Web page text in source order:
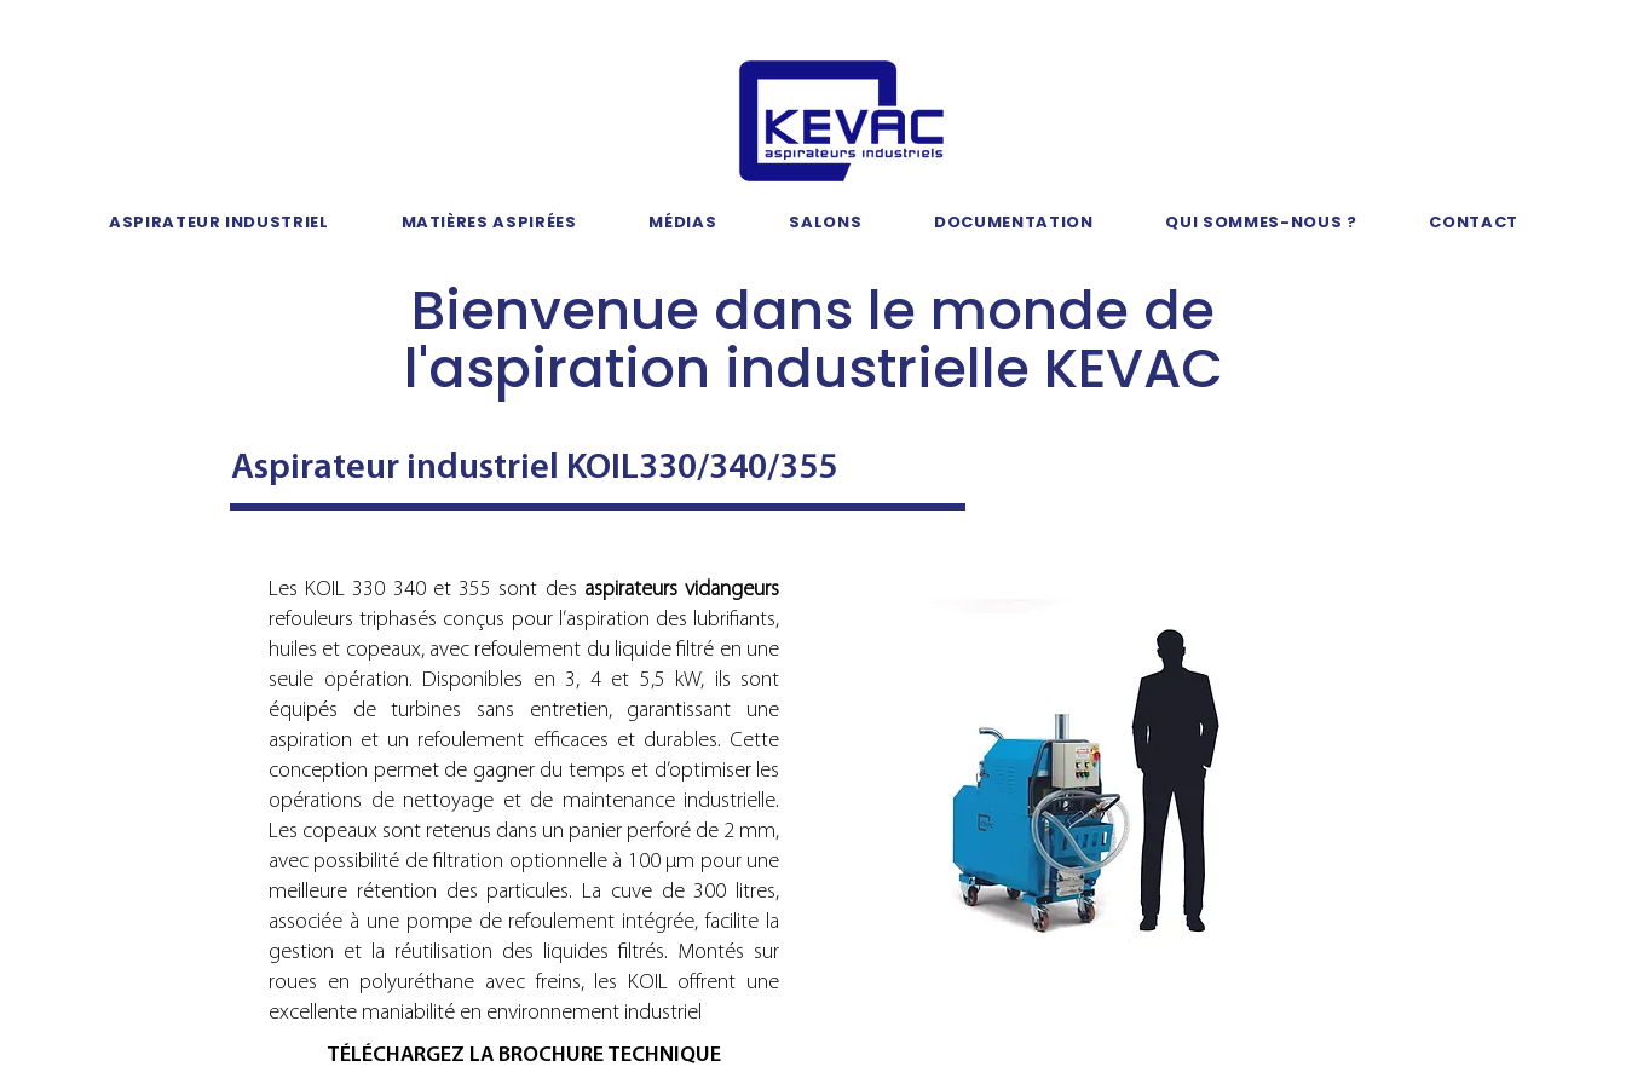
ASPIRATEUR INDUSTRIEL MATIÈRES ASPIRÉES MÉDIAS SALONS DOCUMENTATION QUI SOMMES-NOUS ? CONTACT
Bienvenue dans le monde de
l'aspiration industrielle KEVAC
Aspirateur industriel KOIL330/340/355
Les KOIL 330 340 et 355 sont des aspirateurs vidangeurs
refouleurs triphasés conçus pour l’aspiration des lubrifiants,
huiles et copeaux, avec refoulement du liquide filtré en une
seule opération. Disponibles en 3, 4 et 5,5 kW, ils sont
équipés de turbines sans entretien, garantissant une
aspiration et un refoulement efficaces et durables. Cette
conception permet de gagner du temps et d’optimiser les
opérations de nettoyage et de maintenance industrielle.
Les copeaux sont retenus dans un panier perforé de 2 mm,
avec possibilité de filtration optionnelle à 100 µm pour une
meilleure rétention des particules. La cuve de 300 litres,
associée à une pompe de refoulement intégrée, facilite la
gestion et la réutilisation des liquides filtrés. Montés sur
roues en polyuréthane avec freins, les KOIL offrent une
excellente maniabilité en environnement industriel
TÉLÉCHARGEZ LA BROCHURE TECHNIQUE